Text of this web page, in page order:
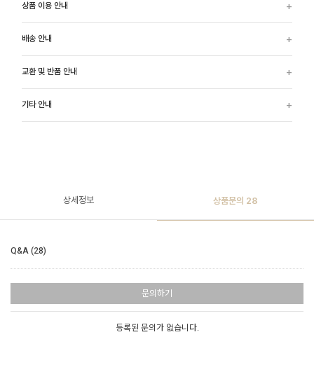
상품 이용 안내
배송 안내
교환 및 반품 안내
기타 안내
상세정보 상품문의 28
Q&A (28)
문의하기
등록된 문의가 없습니다.